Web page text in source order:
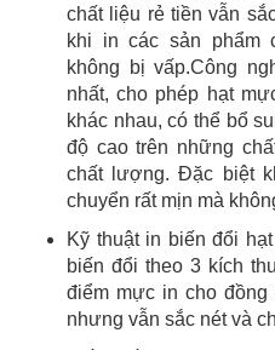
chất liệu rẻ tiền vẫn
khi in các sản phẩm
không bị vấp.Công
nhất, cho phép hạt
khác nhau, có thể bổ
độ cao trên những
chất lượng. Đặc biệt
chuyển rất mịn mà
Kỹ thuật in biến đổi
biến đổi theo 3 kích
điểm mực in cho
nhưng vẫn sắc nét và